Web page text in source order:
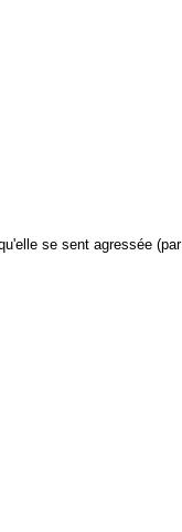
se sent agressée